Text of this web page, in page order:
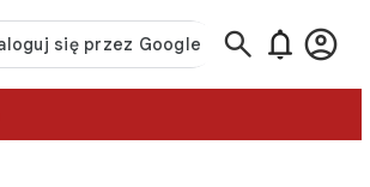
  